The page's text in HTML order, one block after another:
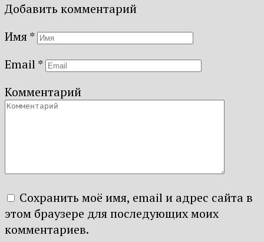
Добавить комментарий
Имя*
Email*
Комментарий
Сохранить моё имя, email и адрес сайта в
этом браузере для последующих моих
комментариев.